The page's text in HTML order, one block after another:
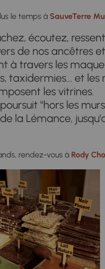
le temps à SauveTerre
écoutez,
de nos ancêtres
à travers les
taxidermies... et les
les vitrines.
"hors les
la Lémance,
rendez-vous à Rody